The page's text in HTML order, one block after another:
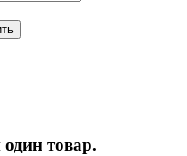
товар.